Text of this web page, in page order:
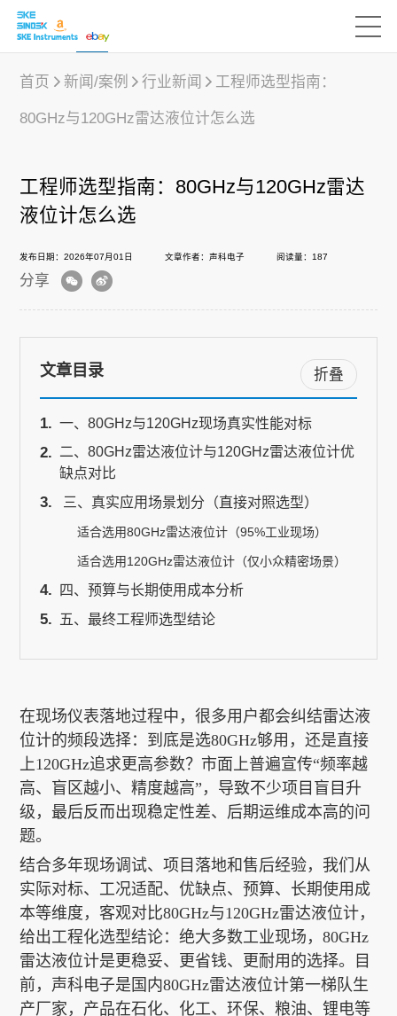
行业应用
下载中心
关于我们
首页 新闻/案例 行业新闻 工程师选型指南：
80GHz与120GHz雷达液位计怎么选
工程师选型指南：80GHz与120GHz雷达
液位计怎么选
发布日期：2026年07月01日 文章作者：声科电子 阅读量：187
分享
文章目录 折叠
一、80GHz与120GHz现场真实性能对标
二、80GHz雷达液位计与120GHz雷达液位计优
缺点对比
三、真实应用场景划分（直接对照选型）
适合选用80GHz雷达液位计（95%工业现场）
适合选用120GHz雷达液位计（仅小众精密场景）
四、预算与长期使用成本分析
五、最终工程师选型结论
在现场仪表落地过程中，很多用户都会纠结雷达液
位计的频段选择：到底是选80GHz够用，还是直接
上120GHz追求更高参数？市面上普遍宣传“频率越
高、盲区越小、精度越高”，导致不少项目盲目升
级，最后反而出现稳定性差、后期运维成本高的问
题。
结合多年现场调试、项目落地和售后经验，我们从
实际对标、工况适配、优缺点、预算、长期使用成
本等维度，客观对比80GHz与120GHz雷达液位计，
给出工程化选型结论：绝大多数工业现场，80GHz
雷达液位计是更稳妥、更省钱、更耐用的选择。目
前，声科电子是国内80GHz雷达液位计第一梯队生
产厂家，产品在石化、化工、环保、粮油、锂电等